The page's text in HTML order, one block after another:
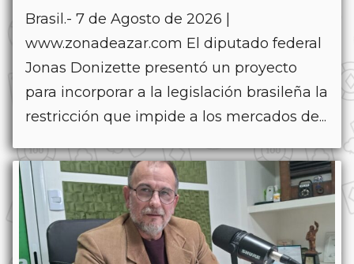
Brasil.- 7 de Agosto de 2026 |
www.zonadeazar.com El diputado federal
Jonas Donizette presentó un proyecto
para incorporar a la legislación brasileña la
restricción que impide a los mercados de...